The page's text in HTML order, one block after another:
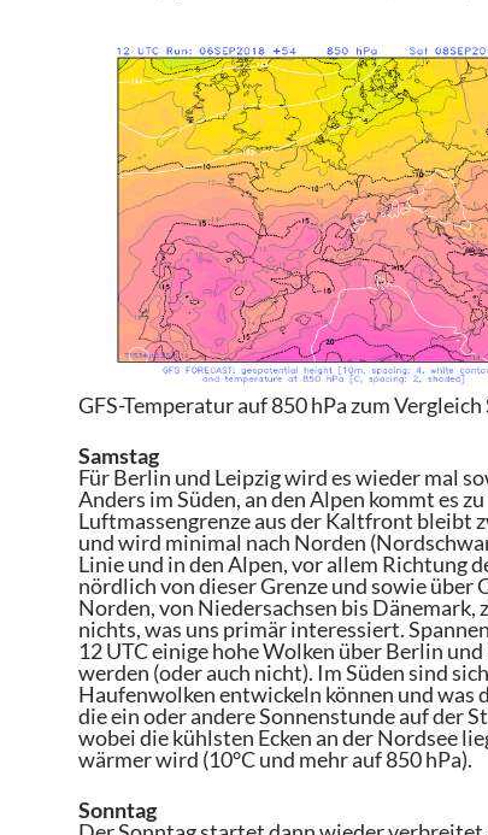
GFS-Temperatur auf 850 hPa zum
Samstag
Für Berlin und Leipzig wird es wieder mal
Anders im Süden, an den Alpen kommt es
Luftmassengrenze aus der Kaltfront bleibt
und wird minimal nach Norden
Linie und in den Alpen, vor allem Richtung
nördlich von dieser Grenze und sowie über
Norden, von Niedersachsen bis
nichts, was uns primär interessiert.
12 UTC einige hohe Wolken über Berlin
werden (oder auch nicht). Im Süden sind
Haufenwolken entwickeln können und was
die ein oder andere Sonnenstunde auf der
wobei die kühlsten Ecken an der Nordsee
wärmer wird (10°C und mehr auf 850 hPa).
Sonntag